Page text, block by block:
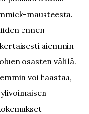
mausteesta.
ennen
aiemmin
osasten välillä.
voi haastaa,